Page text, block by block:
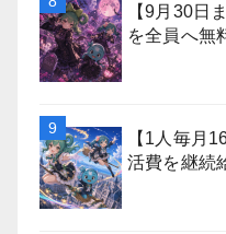
【9月30日
を全員へ無
【1人毎月
活費を継続